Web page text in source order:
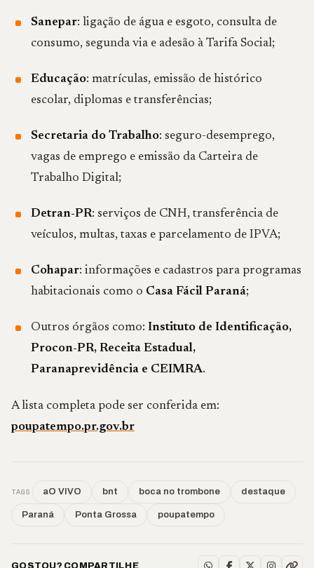
Sanepar: ligação de água e esgoto, consulta de
consumo, segunda via e adesão à Tarifa Social;
Educação: matrículas, emissão de histórico
escolar, diplomas e transferências;
Secretaria do Trabalho: seguro-desemprego,
vagas de emprego e emissão da Carteira de
Trabalho Digital;
Detran-PR: serviços de CNH, transferência de
veículos, multas, taxas e parcelamento de IPVA;
Cohapar: informações e cadastros para programas
habitacionais como o Casa Fácil Paraná;
Outros órgãos como: Instituto de Identificação,
Procon-PR, Receita Estadual,
Paranaprevidência e CEIMRA.
A lista completa pode ser conferida em:
poupatempo.pr.gov.br
TAGS aO VIVO bnt boca no trombone destaque
Paraná Ponta Grossa poupatempo
GOSTOU? COMPARTILHE